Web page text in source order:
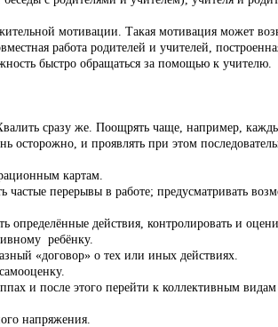
мотивации. Такая мотивация может
работа родителей и учителей,
быстро обращаться за помощью к учителю.
сразу же. Поощрять чаще, например,
осторожно, и проявлять при этом
картам.
перерывы в работе; предусматривать
определённые действия, контролировать и
ребёнку.
«договор» о тех или иных действиях.
и после этого перейти к коллективным видам
напряжения.